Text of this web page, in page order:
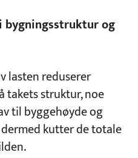
bygningsstruktur og
lasten reduserer
takets struktur, noe
til byggehøyde og
kutter de totale